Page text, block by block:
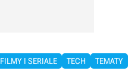
FILMY I SERIALE TECH TEMATY